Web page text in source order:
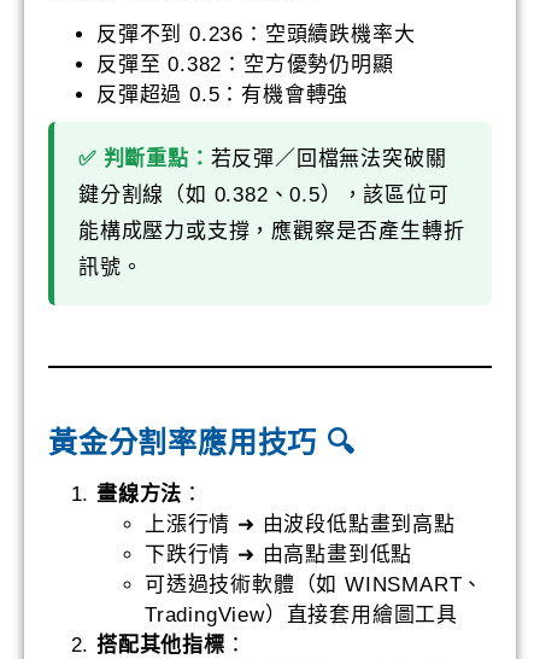
反彈不到 0.236：空頭續跌機率大
反彈至 0.382：空方優勢仍明顯
反彈超過 0.5：有機會轉強
✅ 判斷重點： 若反彈／回檔無法突破關
鍵分割線（如 0.382、0.5），該區位可
能構成壓力或支撐，應觀察是否產生轉折
訊號。
黃金分割率應用技巧 🔍
畫線方法 ：
上漲行情 ➜ 由波段低點畫到高點
下跌行情 ➜ 由高點畫到低點
可透過技術軟體（如 WINSMART、
TradingView）直接套用繪圖工具
搭配其他指標 ：